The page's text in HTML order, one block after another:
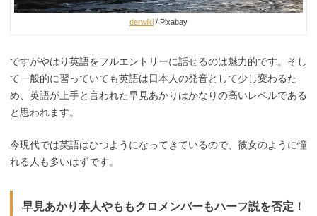
derwiki / Pixabay
ですがやはり英語をフルエントリーに話せるのは魅力的です。そし
て一般的に習っていても英語は日本人の発音として少し変わるた
め、英語が上手と言われた早見あかりはかなりの高いレベルである
と思われます。
今現代では英語はひつようになってきているので、彼女のように憧
れる人も多いはずです。
早見あかり本人やももクロメンバーもハーフ説を否定！